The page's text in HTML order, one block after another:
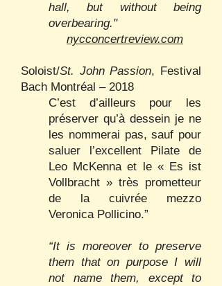
hall, but without being
overbearing."
nycconcertreview.com
Soloist/St. John Passion, Festival
Bach Montréal – 2018
C’est d’ailleurs pour les
préserver qu’à dessein je ne
les nommerai pas, sauf pour
saluer l’excellent Pilate de
Leo McKenna et le « Es ist
Vollbracht » très prometteur
de la cuivrée mezzo
Veronica Pollicino.”
“It is moreover to preserve
them that on purpose I will
not name them, except to